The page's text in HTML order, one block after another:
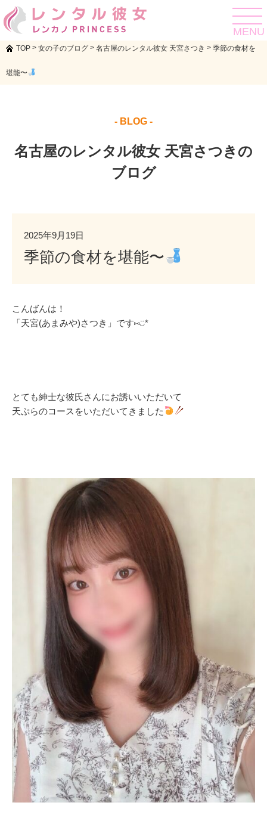
toggle
MENU
TOP > 女の子のブログ > 名古屋のレンタル彼女 天宮さつき > 季節の食材を
堪能〜
- BLOG -
名古屋のレンタル彼女 天宮さつきの
ブログ
2025年9月19日
季節の食材を堪能〜
こんばんは！
「天宮(あまみや)さつき」です⑅◡̈*
とても紳士な彼氏さんにお誘いいただいて
天ぷらのコースをいただいてきました